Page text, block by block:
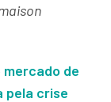
mercado de
pela crise